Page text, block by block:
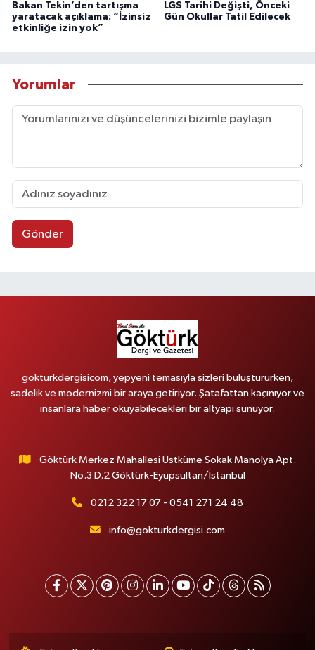
Bakan Tekin’den tartışma
yaratacak açıklama: “İzinsiz
etkinliğe izin yok”
LGS Tarihi Değişti, Önceki
Gün Okullar Tatil Edilecek
Yorumlar
Gönder
gokturkdergisicom, yepyeni temasıyla sizleri buluştururken,
sadelik ve modernizmi bir araya getiriyor. Şatafattan kaçınıyor ve
insanlara haber okuyabilecekleri bir altyapı sunuyor.
Göktürk Merkez Mahallesi Üstküme Sokak Manolya Apt.
No.3 D.2 Göktürk-Eyüpsultan/İstanbul
0212 322 17 07 - 0541 271 24 48
info@gokturkdergisi.com